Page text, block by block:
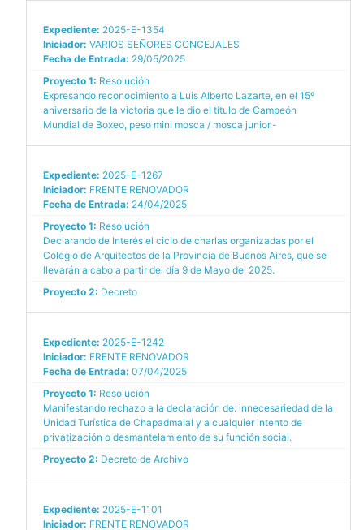
Expediente: 2025-E-1354
Iniciador: VARIOS SEÑORES CONCEJALES
Fecha de Entrada: 29/05/2025
Proyecto 1: Resolución
Expresando reconocimiento a Luis Alberto Lazarte, en el 15º
aniversario de la victoria que le dio el título de Campeón
Mundial de Boxeo, peso mini mosca / mosca junior.-
Expediente: 2025-E-1267
Iniciador: FRENTE RENOVADOR
Fecha de Entrada: 24/04/2025
Proyecto 1: Resolución
Declarando de Interés el ciclo de charlas organizadas por el
Colegio de Arquitectos de la Provincia de Buenos Aires, que se
llevarán a cabo a partir del día 9 de Mayo del 2025.
Proyecto 2: Decreto
Expediente: 2025-E-1242
Iniciador: FRENTE RENOVADOR
Fecha de Entrada: 07/04/2025
Proyecto 1: Resolución
Manifestando rechazo a la declaración de: innecesariedad de la
Unidad Turística de Chapadmalal y a cualquier intento de
privatización o desmantelamiento de su función social.
Proyecto 2: Decreto de Archivo
Expediente: 2025-E-1101
Iniciador: FRENTE RENOVADOR